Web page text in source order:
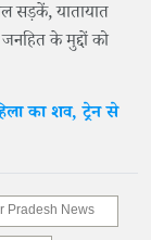
सड़कें, यातायात
के मुद्दों को
का शव, ट्रेन से
Pradesh News